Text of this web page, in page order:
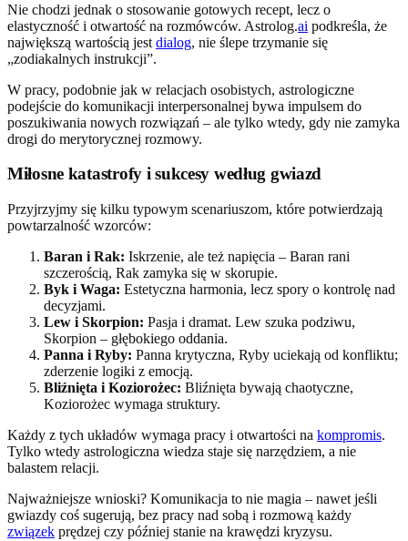
Nie chodzi jednak o stosowanie gotowych recept, lecz o
elastyczność i otwartość na rozmówców. Astrolog.ai podkreśla, że
największą wartością jest dialog, nie ślepe trzymanie się
„zodiakalnych instrukcji”.
W pracy, podobnie jak w relacjach osobistych, astrologiczne
podejście do komunikacji interpersonalnej bywa impulsem do
poszukiwania nowych rozwiązań – ale tylko wtedy, gdy nie zamyka
drogi do merytorycznej rozmowy.
Miłosne katastrofy i sukcesy według gwiazd
Przyjrzyjmy się kilku typowym scenariuszom, które potwierdzają
powtarzalność wzorców:
Baran i Rak: Iskrzenie, ale też napięcia – Baran rani
szczerością, Rak zamyka się w skorupie.
Byk i Waga: Estetyczna harmonia, lecz spory o kontrolę nad
decyzjami.
Lew i Skorpion: Pasja i dramat. Lew szuka podziwu,
Skorpion – głębokiego oddania.
Panna i Ryby: Panna krytyczna, Ryby uciekają od konfliktu;
zderzenie logiki z emocją.
Bliźnięta i Koziorożec: Bliźnięta bywają chaotyczne,
Koziorożec wymaga struktury.
Każdy z tych układów wymaga pracy i otwartości na kompromis.
Tylko wtedy astrologiczna wiedza staje się narzędziem, a nie
balastem relacji.
Najważniejsze wnioski? Komunikacja to nie magia – nawet jeśli
gwiazdy coś sugerują, bez pracy nad sobą i rozmową każdy
związek prędzej czy później stanie na krawędzi kryzysu.